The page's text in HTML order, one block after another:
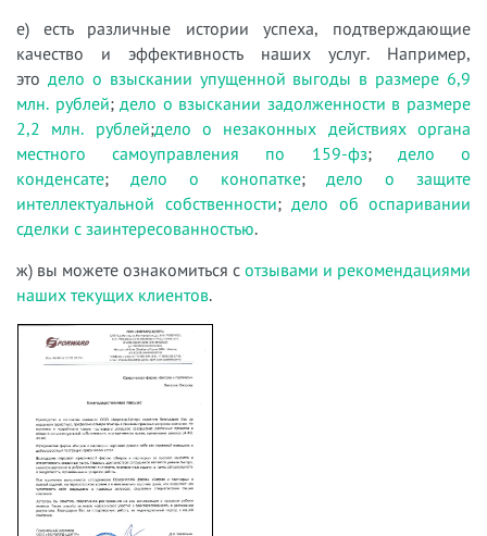
е) есть различные истории успеха, подтверждающие
качество и эффективность наших услуг. Например,
это дело о взыскании упущенной выгоды в размере 6,9
млн. рублей;дело о взыскании задолженности в размере
2,2 млн. рублей;дело о незаконных действиях органа
местного самоуправления по 159-фз; дело о
конденсате; дело о конопатке;дело о защите
интеллектуальной собственности; дело об оспаривании
сделки с заинтересованностью.
ж) вы можете ознакомиться с отзывами и рекомендациями
наших текущих клиентов.